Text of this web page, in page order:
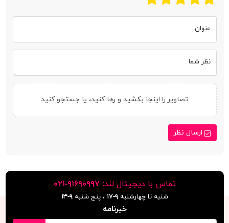
عنوان
نظر شما
تصاویر را اینجا بکشید و رها کنید، یا جستجو کنید
ارسال نظر
تماس با دیجیتال لند:٩١۶٩٠٩٩٧-٠٢١
شنبه تا چهارشنبه۹-۱۷ ، پنج شنبه۹-١٣
خبرنامه